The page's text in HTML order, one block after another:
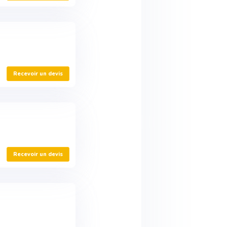
Recevoir un devis
Recevoir un devis